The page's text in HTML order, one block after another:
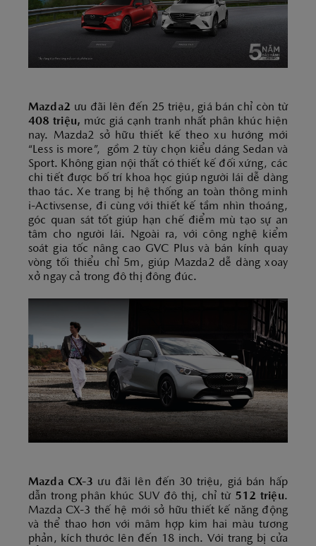
Mazda2 ưu đãi lên đến 25 triệu, giá bán chỉ còn từ
408 triệu, mức giá cạnh tranh nhất phân khúc hiện
nay. Mazda2 sở hữu thiết kế theo xu hướng mới
“Less is more”, gồm 2 tùy chọn kiểu dáng Sedan và
Sport. Không gian nội thất có thiết kế đối xứng, các
chi tiết được bố trí khoa học giúp người lái dễ dàng
thao tác. Xe trang bị hệ thống an toàn thông minh
i-Activsense, đi cùng với thiết kế tầm nhìn thoáng,
góc quan sát tốt giúp hạn chế điểm mù tạo sự an
tâm cho người lái. Ngoài ra, với công nghệ kiểm
soát gia tốc nâng cao GVC Plus và bán kính quay
vòng tối thiểu chỉ 5m, giúp Mazda2 dễ dàng xoay
xở ngay cả trong đô thị đông đúc.
Mazda CX-3 ưu đãi lên đến 30 triệu, giá bán hấp
dẫn trong phân khúc SUV đô thị, chỉ từ 512 triệu.
Mazda CX-3 thế hệ mới sở hữu thiết kế năng động
và thể thao hơn với mâm hợp kim hai màu tương
phản, kích thước lên đến 18 inch. Với trang bị cửa